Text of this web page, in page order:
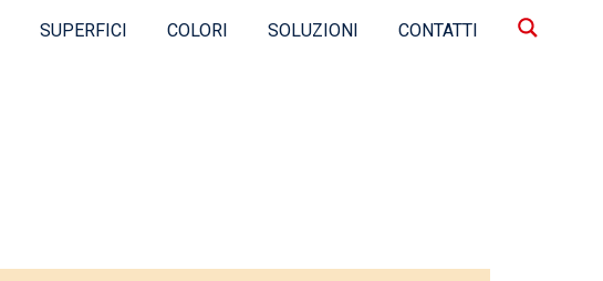
SUPERFICI COLORI SOLUZIONI CONTATTI